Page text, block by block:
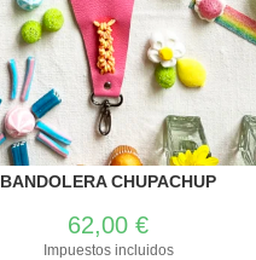
BANDOLERA CHUPACHUP
62,00€
Impuestos incluidos